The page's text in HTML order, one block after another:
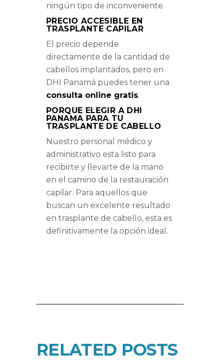
ningún tipo de inconveniente.
PRECIO ACCESIBLE EN
TRASPLANTE CAPILAR
El precio depende
directamente de la cantidad de
cabellos implantados, pero en
DHI Panamá puedes tener una
consulta online gratis.
PORQUE ELEGIR A DHI
PANAMA PARA TU
TRASPLANTE DE CABELLO
Nuestro personal médico y
administrativo esta listo para
recibirte y llevarte de la mano
en el camino de la restauración
capilar. Para aquellos que
buscan un excelente resultado
en trasplante de cabello, esta es
definitivamente la opción ideal.
RELATED POSTS